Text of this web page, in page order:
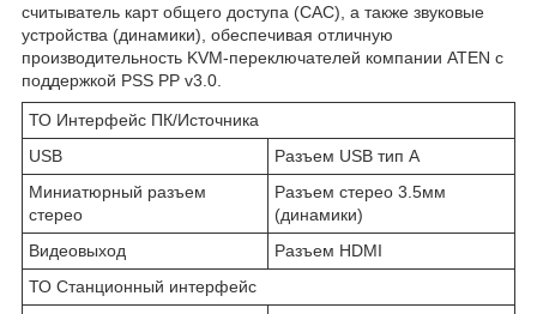
считыватель карт общего доступа (CAC), а также звуковые
устройства (динамики), обеспечивая отличную
производительность KVM-переключателей компании ATEN с
поддержкой PSS PP v3.0.
ТО Интерфейс ПК/Источника
USB
Разъем USB тип А
Миниатюрный разъем
стерео
Разъем стерео 3.5мм
(динамики)
Видеовыход
Разъем HDMI
ТО Станционный интерфейс